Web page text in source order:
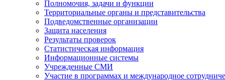
Полномочия, задачи и функции
Территориальные органы и представительства
Подведомственные организации
Защита населения
Результаты проверок
Статистическая информация
Информационные системы
Учрежденные СМИ
Участие в программах и международное